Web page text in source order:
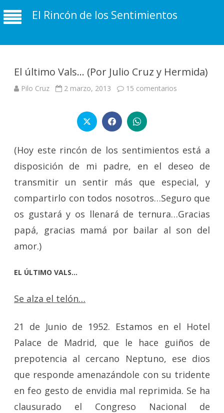
El Rincón de los Sentimientos
El último Vals… (Por Julio Cruz y Hermida)
Pilo Cruz 2 marzo, 2013 15 comentarios
(Hoy este rincón de los sentimientos está a
disposición de mi padre, en el deseo de
transmitir un sentir más que especial, y
compartirlo con todos nosotros…Seguro que
os gustará y os llenará de ternura…Gracias
papá, gracias mamá por bailar al son del
amor.)
EL ÚLTIMO VALS…
Se alza el telón…
21 de Junio de 1952. Estamos en el Hotel
Palace de Madrid, que le hace guiños de
prepotencia al cercano Neptuno, ese dios
que responde amenazándole con su tridente
en feo gesto de envidia mal reprimida. Se ha
clausurado el Congreso Nacional de